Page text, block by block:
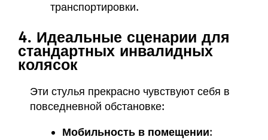
транспортировки.
4. Идеальные сценарии для
стандартных инвалидных
колясок
Эти стулья прекрасно чувствуют себя в
повседневной обстановке:
Мобильность в помещении: